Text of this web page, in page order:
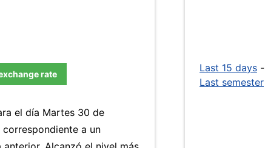
rate
el día Martes 30 de
a un
Last 15 days -
Last semester